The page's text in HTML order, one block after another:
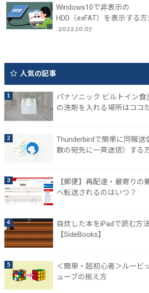
Windows10で非表示の
HDD（exFAT）を表示する
2022.10.07
人気の記事
パナソニック ビルトイン食
の洗剤を入れる場所はココ
Thunderbirdで簡単に同報送
数の宛先に一斉送信）する
【郵便】再配達・最寄りの
へ転送されるのはいつ？
自炊した本をiPadで読む方
【SideBooks】
＜簡単・超初心者＞ルービ
ューブの揃え方